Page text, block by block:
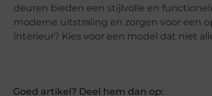
deuren bieden een stijlvolle en
moderne uitstraling en zorgen voor een
interieur? Kies voor een model dat niet
Goed artikel? Deel hem dan op: